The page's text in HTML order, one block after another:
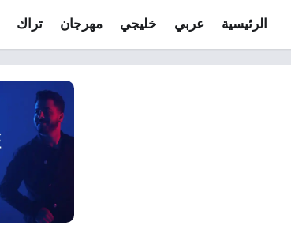
الرئيسية عربي خليجي مهرجان تراك